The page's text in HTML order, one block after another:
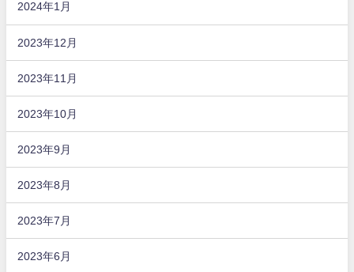
2024年1月
2023年12月
2023年11月
2023年10月
2023年9月
2023年8月
2023年7月
2023年6月